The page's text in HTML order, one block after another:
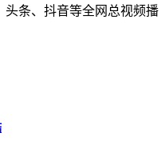
头条、抖音等全网总视频播